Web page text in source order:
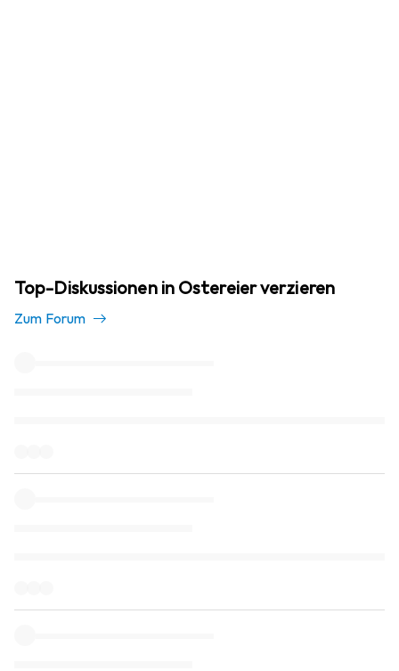
Top-Diskussionen in Ostereier verzieren
Zum Forum